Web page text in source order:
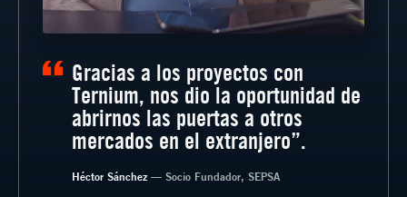
Gracias a los proyectos con
Ternium, nos dio la oportunidad de
abrirnos las puertas a otros
mercados en el extranjero”.
Héctor Sánchez— Socio Fundador, SEPSA